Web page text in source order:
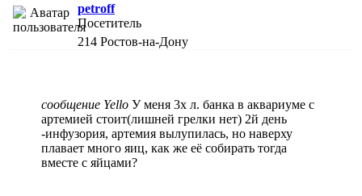
petroff
Посетитель
214 Ростов-на-Дону
сообщение Yello У меня 3х л. банка в аквариуме с
артемией стоит(лишней грелки нет) 2й день
-инфузория, артемия вылупилась, но наверху
плавает много яиц, как же её собирать тогда
вместе с яйцами?